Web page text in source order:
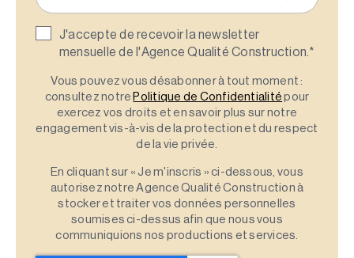
J'accepte de recevoir la newsletter
mensuelle de l'Agence Qualité Construction.*
Vous pouvez vous désabonner à tout moment :
consultez notre Politique de Confidentialité pour
exercez vos droits et en savoir plus sur notre
engagement vis-à-vis de la protection et du respect
de la vie privée.
En cliquant sur « Je m'inscris » ci-dessous, vous
autorisez notre Agence Qualité Construction à
stocker et traiter vos données personnelles
soumises ci-dessus afin que nous vous
communiquions nos productions et services.